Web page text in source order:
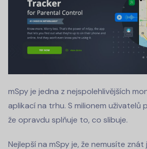
mSpy je jedna z nejspolehlivějších
aplikací na trhu. S milionem uživatelů
že opravdu splňuje to, co slibuje.
Nejlepší na mSpy je, že nemusíte